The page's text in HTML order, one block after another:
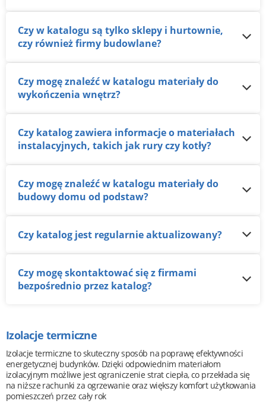
Czy w katalogu są tylko sklepy i hurtownie,
czy również firmy budowlane?
Czy mogę znaleźć w katalogu materiały do
wykończenia wnętrz?
Czy katalog zawiera informacje o materiałach
instalacyjnych, takich jak rury czy kotły?
Czy mogę znaleźć w katalogu materiały do
budowy domu od podstaw?
Czy katalog jest regularnie aktualizowany?
Czy mogę skontaktować się z firmami
bezpośrednio przez katalog?
Izolacje termiczne
Izolacje termiczne to skuteczny sposób na poprawę efektywności
energetycznej budynków. Dzięki odpowiednim materiałom
izolacyjnym możliwe jest ograniczenie strat ciepła, co przekłada się
na niższe rachunki za ogrzewanie oraz większy komfort użytkowania
pomieszczeń przez cały rok